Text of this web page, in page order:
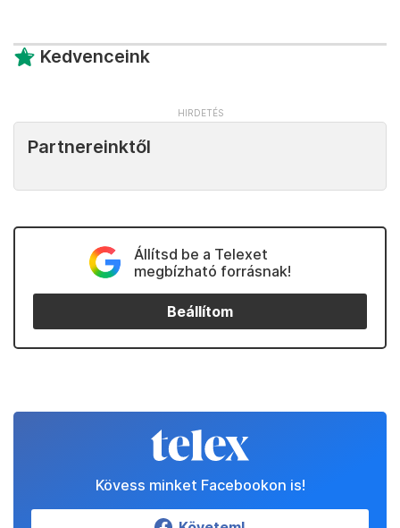
Kedvenceink
Partnereinktől
Állítsd be a Telexet
megbízható forrásnak!
Beállítom
Kövess minket Facebookon is!